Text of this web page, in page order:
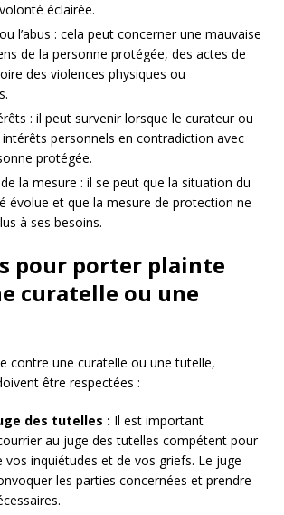
éclairée.
l’abus : cela peut concerner une mauvaise
de la personne protégée, des actes de
des violences physiques ou
: il peut survenir lorsque le curateur ou
personnels en contradiction avec
protégée.
la mesure : il se peut que la situation du
évolue et que la mesure de protection ne
à ses besoins.
pour porter plainte
curatelle ou une
contre une curatelle ou une tutelle,
être respectées :
des tutelles : Il est important
au juge des tutelles compétent pour
vos inquiétudes et de vos griefs. Le juge
les parties concernées et prendre